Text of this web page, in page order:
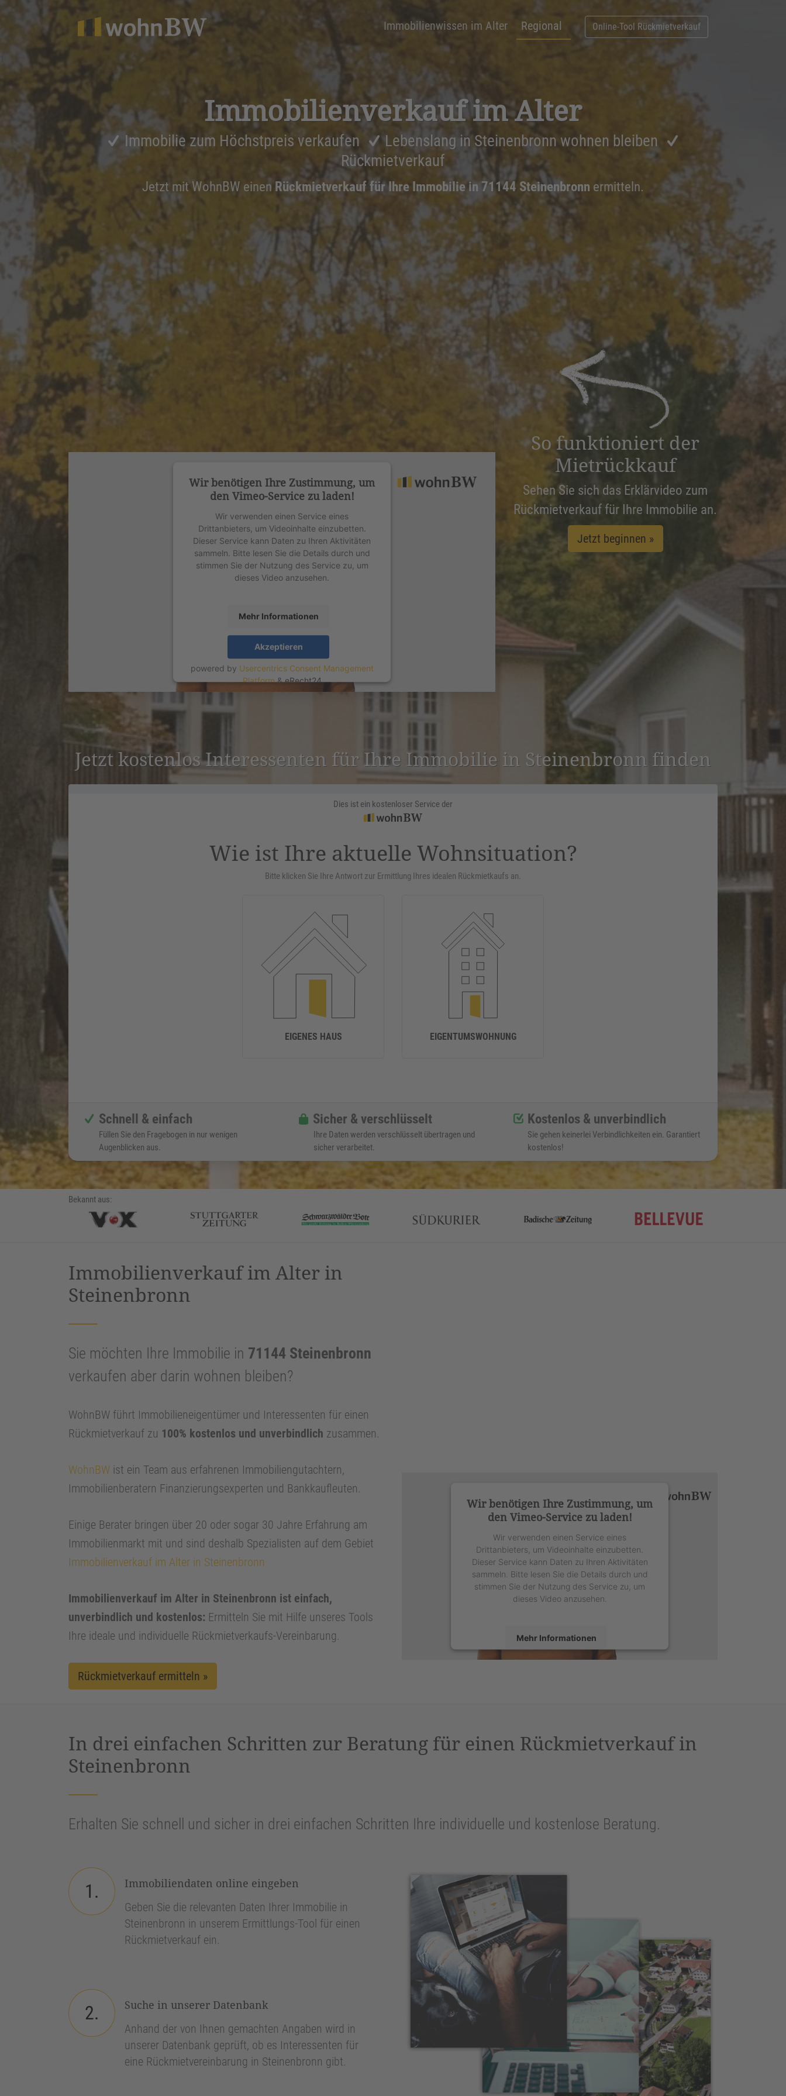
Immobilienwissen im Alter Regional Online-Tool Rückmietverkauf
Immobi­li­en­ver­kauf im Alter
Immobilie zum Höchstpreis verkaufen
Lebenslang in Steinenbronn wohnen bleiben
Rückmietverkauf
Jetzt mit WohnBW einen Rückmietverkauf für Ihre Immobilie in 71144 Steinenbronn ermitteln.
Wir benötigen Ihre Zustimmung, um
den Vimeo-Service zu laden!
Wir verwenden einen Service eines
Drittanbieters, um Videoinhalte einzubetten.
Dieser Service kann Daten zu Ihren Aktivitäten
sammeln. Bitte lesen Sie die Details durch und
stimmen Sie der Nutzung des Service zu, um
dieses Video anzusehen.
Mehr Informationen
Akzeptieren
powered by Usercentrics Consent Management
Platform&eRecht24
So funktioniert der
Mietrückkauf
Sehen Sie sich das Erklärvideo zum
Rückmietverkauf für Ihre Immobilie an.
Jetzt beginnen »
Jetzt kostenlos Inter­es­senten für Ihre Immobilie in Steinen­bronn finden
Dies ist ein kostenloser Service der
Wie ist Ihre aktuelle Wohnsituation?
Bitte klicken Sie Ihre Antwort zur Ermittlung Ihres idealen Rückmietkaufs an.
EIGENES HAUS EIGENTUMSWOHNUNG
Schnell & einfach
Füllen Sie den Fragebogen in nur wenigen
Augenblicken aus.
Sicher & verschlüsselt
Ihre Daten werden verschlüsselt übertragen und
sicher verarbeitet.
Kostenlos & unverbindlich
Sie gehen keinerlei Verbindlichkeiten ein. Garantiert
kostenlos!
Bekannt aus:
Immobilienverkauf im Alter in
Steinenbronn
Sie möchten Ihre Immobilie in 71144 Steinenbronn
verkaufen aber darin wohnen bleiben?
WohnBW führt Immobilieneigentümer und Interessenten für einen
Rückmietverkauf zu 100% kostenlos und unverbindlich zusammen.
WohnBW ist ein Team aus erfahrenen Immobiliengutachtern,
Immobilienberatern Finanzierungsexperten und Bankkaufleuten.
Einige Berater bringen über 20 oder sogar 30 Jahre Erfahrung am
Immobilienmarkt mit und sind deshalb Spezialisten auf dem Gebiet
Immobilienverkauf im Alter in Steinenbronn
Immobilienverkauf im Alter in Steinenbronn ist einfach,
unverbindlich und kostenlos: Ermitteln Sie mit Hilfe unseres Tools
Ihre ideale und individuelle Rückmietverkaufs-Vereinbarung.
Rückmietverkauf ermitteln »
Wir benötigen Ihre Zustimmung, um
den Vimeo-Service zu laden!
Wir verwenden einen Service eines
Drittanbieters, um Videoinhalte einzubetten.
Dieser Service kann Daten zu Ihren Aktivitäten
sammeln. Bitte lesen Sie die Details durch und
stimmen Sie der Nutzung des Service zu, um
dieses Video anzusehen.
Mehr Informationen
In drei einfachen Schritten zur Beratung für einen Rückmietverkauf in
Steinenbronn
Erhalten Sie schnell und sicher in drei einfachen Schritten Ihre individuelle und kostenlose Beratung.
1.
Immobiliendaten online eingeben
Geben Sie die relevanten Daten Ihrer Immobilie in
Steinenbronn in unserem Ermittlungs-Tool für einen
Rückmietverkauf ein.
2.
Suche in unserer Datenbank
Anhand der von Ihnen gemachten Angaben wird in
unserer Datenbank geprüft, ob es Interessenten für
eine Rückmietvereinbarung in Steinenbronn gibt.